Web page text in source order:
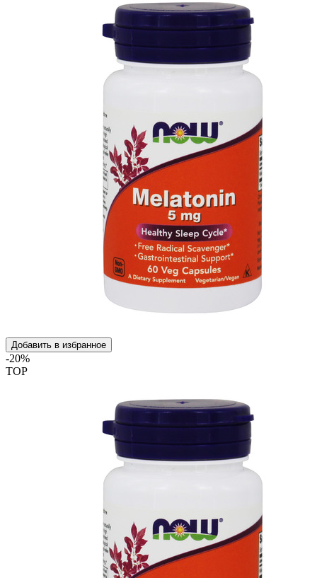
Добавить в избранное
-20%
TOP